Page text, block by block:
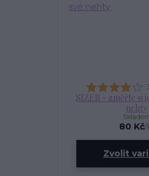
SIZER - změřte si
nehty
80 Kč/
Zvolit